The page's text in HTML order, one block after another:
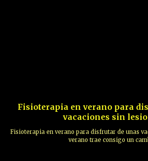
Fisioterapia en verano para
vacaciones sin
Fisioterapia en verano para disfrutar de unas
verano trae consigo un